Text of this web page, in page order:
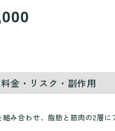
料金・リスク・副作用
み合わせ、脂肪と筋肉の2層